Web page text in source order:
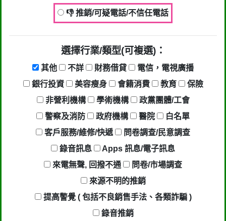
👎 推銷/可疑電話/不信任電話
選擇行業/類型(可複選)：
其他 不詳 財務借貸
電信，電視廣播
銀行投資
美容瘦身 會籍消費 教育
保險
非營利機構
學術機構
政黨團體/工會
警察及消防
政府機構 醫院
白名單
客戶服務/維修/快遞
問卷調查/民意調查
錄音訊息
Apps 訊息/電子訊息
來電無聲, 回撥不通
問卷/市場調查
來源不明的推銷
提高警覺 ( 包括不良銷售手法、各類詐騙 )
錄音推銷